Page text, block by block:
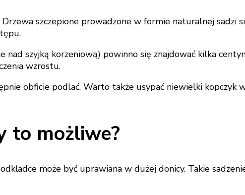
szczepione prowadzone w formie naturalnej sadzi
nad szyjką korzeniową) powinno się znajdować kilka
wzrostu.
obficie podlać. Warto także usypać niewielki kopczyk
to możliwe?
może być uprawiana w dużej donicy. Takie